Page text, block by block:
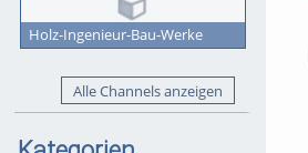
Holz-Ingenieur-Bau-Werke
Alle Channels anzeigen